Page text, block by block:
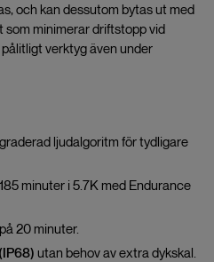
och kan dessutom bytas ut med
minimerar driftstopp vid
verktyg även under
ljudalgoritm för tydligare
minuter i 5.7K med Endurance
20 minuter.
utan behov av extra dykskal.